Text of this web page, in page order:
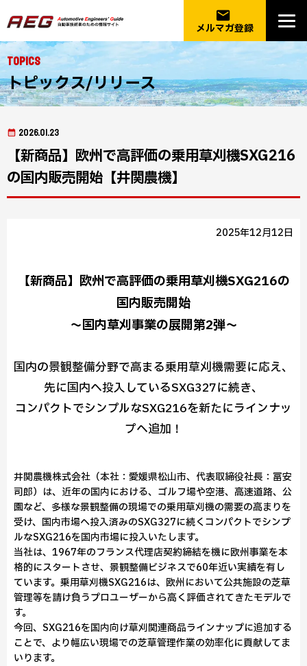
email
メルマガ登録
Topics
トピックス/リリース
2026.01.23
【新商品】欧州で高評価の乗用草刈機SXG216
の国内販売開始【井関農機】
2025年12月12日
【新商品】欧州で高評価の乗用草刈機SXG216の
国内販売開始
～国内草刈事業の展開第2弾～
国内の景観整備分野で高まる乗用草刈機需要に応え、
先に国内へ投入しているSXG327に続き、
コンパクトでシンプルなSXG216を新たにラインナッ
プへ追加！
井関農機株式会社（本社：愛媛県松山市、代表取締役社長：冨安
司郎）は、近年の国内における、ゴルフ場や空港、高速道路、公
園など、多様な景観整備の現場での乗用草刈機の需要の高まりを
受け、国内市場へ投入済みのSXG327に続くコンパクトでシンプ
ルなSXG216を国内市場に投入いたします。
当社は、1967年のフランス代理店契約締結を機に欧州事業を本
格的にスタートさせ、景観整備ビジネスで60年近い実績を有し
ています。乗用草刈機SXG216は、欧州において公共施設の芝草
管理等を請け負うプロユーザーから高く評価されてきたモデルで
す。
今回、SXG216を国内向け草刈関連商品ラインナップに追加する
ことで、より幅広い現場での芝草管理作業の効率化に貢献してま
いります。